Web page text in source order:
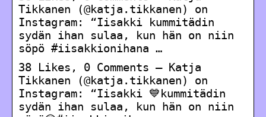
Tikkanen (@katja.tikkanen) on
Instagram: “Iisakki kummitädin
sydän ihan sulaa, kun hän on niin
söpö #iisakkionihana …
38 Likes, 0 Comments – Katja
Tikkanen (@katja.tikkanen) on
Instagram: “Iisakki 💙kummitädin
sydän ihan sulaa, kun hän on niin